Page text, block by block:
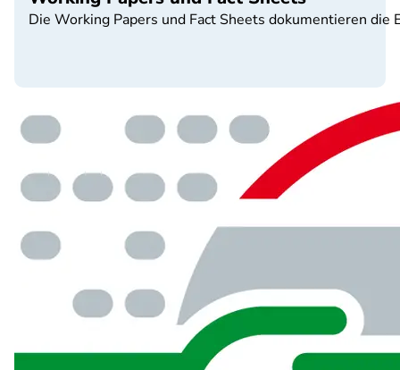
Die Working Papers und Fact Sheets dokumentieren